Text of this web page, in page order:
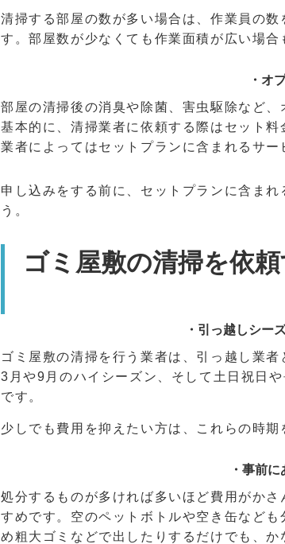
清掃する部屋の数が多い場合は、作業員の
す。部屋数が少なくても作業面積が広い場合
・オ
部屋の清掃後の消臭や除菌、害虫駆除など
基本的に、清掃業者に依頼する際はセット
業者によってはセットプランに含まれるサー
申し込みをする前に、セットプランに含ま
う。
ゴミ屋敷の清掃を依
・引っ越しシー
ゴミ屋敷の清掃を行う業者は、引っ越し業
3月や9月のハイシーズン、そして土日祝日
です。
少しでも費用を抑えたい方は、これらの時
・事前
処分するものが多ければ多いほど費用がか
すめです。空のペットボトルや空き缶など
め粗大ゴミなどで出したりするだけでも、か